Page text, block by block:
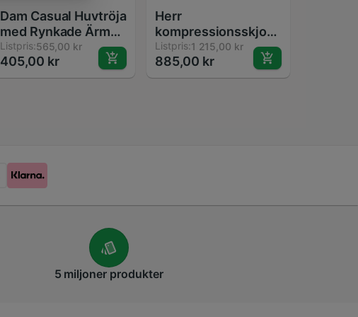
Dam Casual Huvtröja
med Rynkade Ärmar
och Fickor T-shirt
Tunika för Hösten
Listpris:565,00 kr
405,00 kr
Herr
kompressionsskjorta
byxor set
bodybuilding tight
långärmad skjortor
Listpris:1 215,00 kr
885,00 kr
5 miljoner produkter